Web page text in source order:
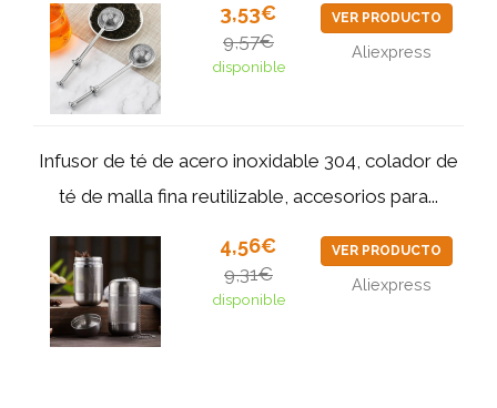
3,53€
9,57€
disponible
VER PRODUCTO
Aliexpress
Infusor de té de acero inoxidable 304, colador de
té de malla fina reutilizable, accesorios para...
4,56€
9,31€
disponible
VER PRODUCTO
Aliexpress